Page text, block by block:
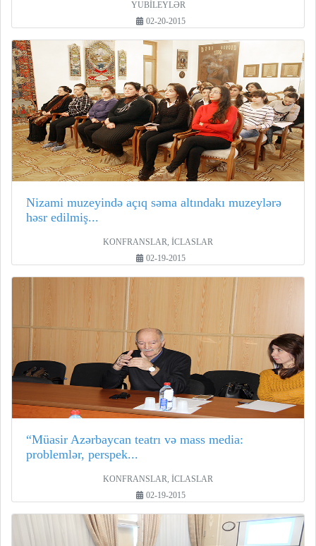
YUBİLEYLƏR
02-20-2015
Nizami muzeyində açıq səma altındakı muzeylərə
həsr edilmiş...
KONFRANSLAR, İCLASLAR
02-19-2015
“Müasir Azərbaycan teatrı və mass media:
problemlər, perspek...
KONFRANSLAR, İCLASLAR
02-19-2015